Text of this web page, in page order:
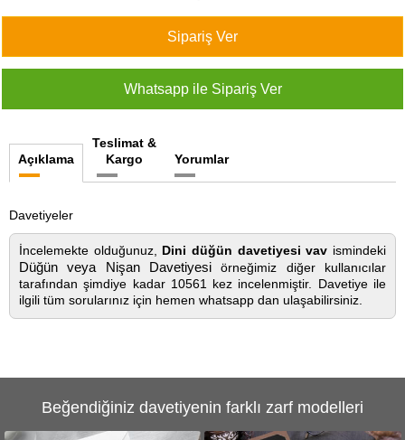
Açıklama
Teslimat &
Kargo
Yorumlar
Davetiyeler
İncelemekte olduğunuz, Dini düğün davetiyesi vav ismindeki
Düğün veya Nişan Davetiyesi örneğimiz diğer kullanıcılar
tarafından şimdiye kadar 10561 kez incelenmiştir. Davetiye ile
ilgili tüm sorularınız için hemen whatsapp dan ulaşabilirsiniz.
Beğendiğiniz davetiyenin farklı zarf modelleri